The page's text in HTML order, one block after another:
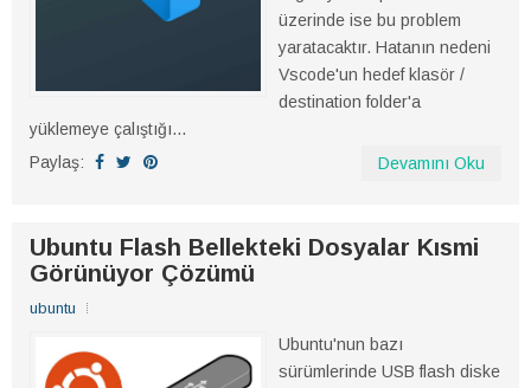
üzerinde ise bu problem
yaratacaktır. Hatanın nedeni
Vscode'un hedef klasör /
destination folder'a
yüklemeye çalıştığı...
Paylaş:
Devamını Oku
Ubuntu Flash Bellekteki Dosyalar Kısmi
Görünüyor Çözümü
ubuntu
Ubuntu'nun bazı
sürümlerinde USB flash diske